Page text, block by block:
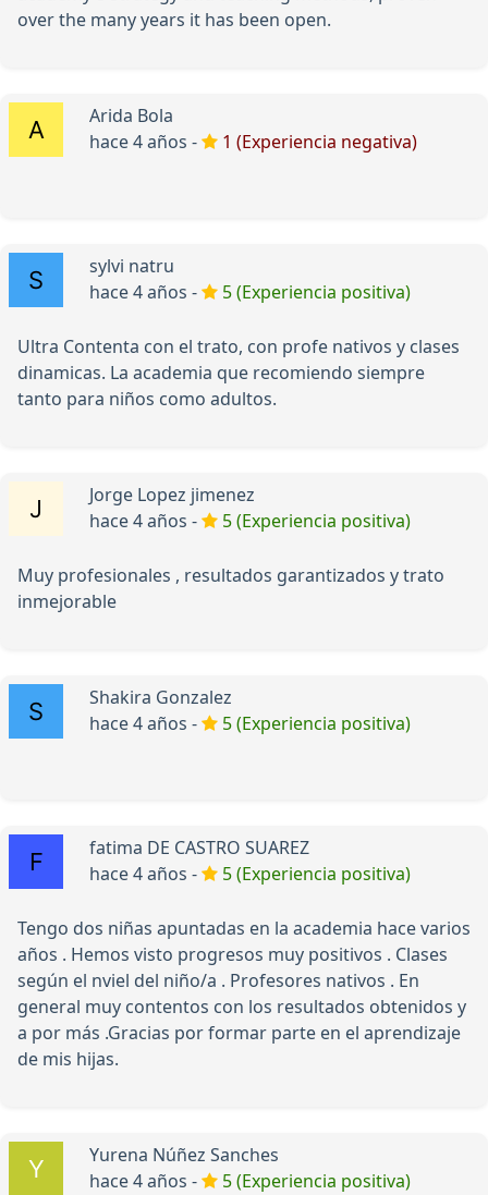
over the many years it has been open.
Arida Bola
hace 4 años -
1 (Experiencia negativa)
sylvi natru
hace 4 años -
5 (Experiencia positiva)
Ultra Contenta con el trato, con profe nativos y clases
dinamicas. La academia que recomiendo siempre
tanto para niños como adultos.
Jorge Lopez jimenez
hace 4 años -
5 (Experiencia positiva)
Muy profesionales , resultados garantizados y trato
inmejorable
Shakira Gonzalez
hace 4 años -
5 (Experiencia positiva)
fatima DE CASTRO SUAREZ
hace 4 años -
5 (Experiencia positiva)
Tengo dos niñas apuntadas en la academia hace varios
años . Hemos visto progresos muy positivos . Clases
según el nviel del niño/a . Profesores nativos . En
general muy contentos con los resultados obtenidos y
a por más .Gracias por formar parte en el aprendizaje
de mis hijas.
Yurena Núñez Sanches
hace 4 años -
5 (Experiencia positiva)